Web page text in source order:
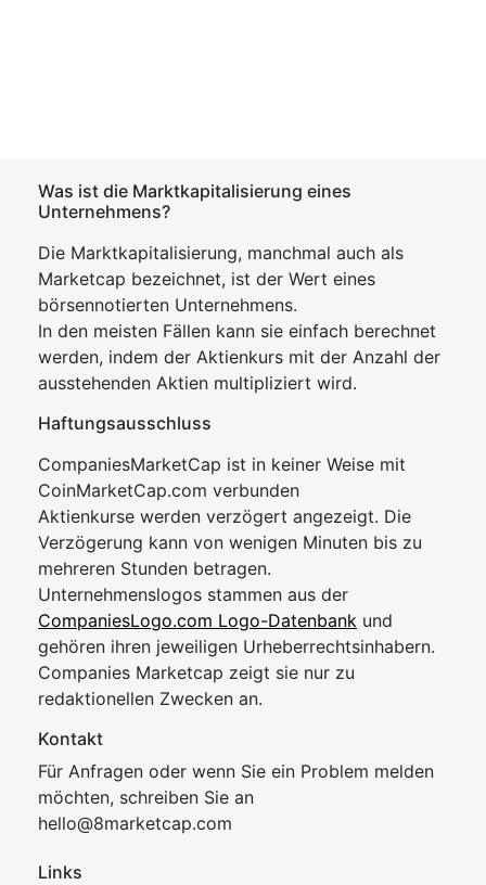
Was ist die Marktkapitalisierung eines
Unternehmens?
Die Marktkapitalisierung, manchmal auch als
Marketcap bezeichnet, ist der Wert eines
börsennotierten Unternehmens.
In den meisten Fällen kann sie einfach berechnet
werden, indem der Aktienkurs mit der Anzahl der
ausstehenden Aktien multipliziert wird.
Haftungsausschluss
CompaniesMarketCap ist in keiner Weise mit
CoinMarketCap.com verbunden
Aktienkurse werden verzögert angezeigt. Die
Verzögerung kann von wenigen Minuten bis zu
mehreren Stunden betragen.
Unternehmenslogos stammen aus der
CompaniesLogo.com Logo-Datenbank und
gehören ihren jeweiligen Urheberrechtsinhabern.
Companies Marketcap zeigt sie nur zu
redaktionellen Zwecken an.
Kontakt
Für Anfragen oder wenn Sie ein Problem melden
möchten, schreiben Sie an
hello@8marketcap.com
Links